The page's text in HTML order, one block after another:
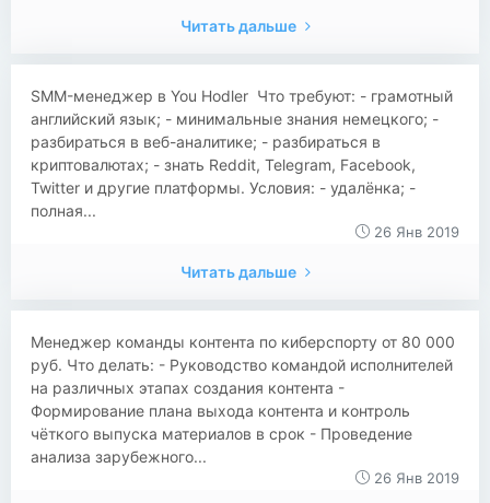
Читать дальше
SMM-менеджер в You Hodler Что требуют: - грамотный
английский язык; - минимальные знания немецкого; -
разбираться в веб-аналитике; - разбираться в
криптовалютах; - знать Reddit, Telegram, Facebook,
Twitter и другие платформы. Условия: - удалёнка; -
полная...
26 Янв 2019
Читать дальше
Менеджер команды контента по киберспорту от 80 000
руб. Что делать: - Руководство командой исполнителей
на различных этапах создания контента -
Формирование плана выхода контента и контроль
чёткого выпуска материалов в срок - Проведение
анализа зарубежного...
26 Янв 2019